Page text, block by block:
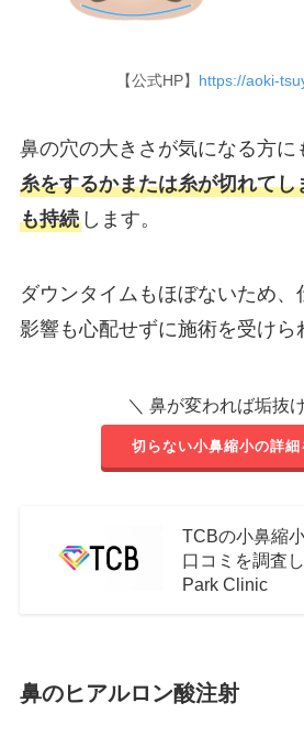
【公式HP】 https://aoki-
鼻の穴の大きさが気になる方に
糸をするかまたは糸が切れてし
も持続します。
ダウンタイムもほぼないため
影響も心配せずに施術を受けら
＼ 鼻が変われば垢抜
切らない小鼻縮小の詳細
TCBの小鼻縮
口コミを調査
Park Clinic
鼻のヒアルロン酸注射